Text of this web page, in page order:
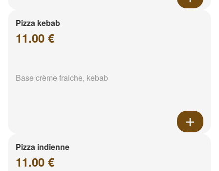
Pizza kebab
11.00 €
Base crème fraiche, kebab
Pizza indienne
11.00 €